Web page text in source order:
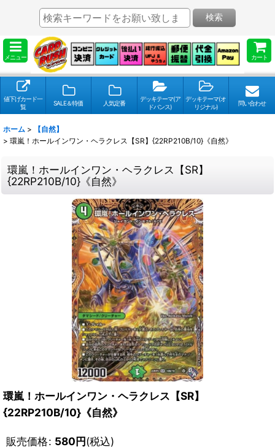
メニュー カート
検索
値下げカード一
覧
SALE＆特価 人気定番
デッキテーマ(ア
ドバンス)
デッキテーマ(オ
リジナル)
問い合わせ
ホーム >
【自然】
> 環嵐！ホールインワン・ヘラクレス【SR】{22RP210B/10}《自然》
環嵐！ホールインワン・ヘラクレス【SR】
{22RP210B/10}《自然》
環嵐！ホールインワン・ヘラクレス【SR】
{22RP210B/10}《自然》
販売価格: 580円(税込)